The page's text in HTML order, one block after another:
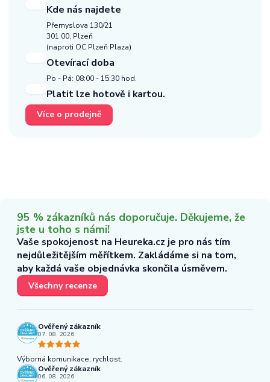
Kde nás najdete
Přemyslova 130/21
301 00, Plzeň
(naproti OC Plzeň Plaza)
Otevírací doba
Po - Pá: 08:00 - 15:30 hod.
Platit lze hotově i kartou.
Více o prodejně
95 % zákazníků nás doporučuje. Děkujeme, že
jste u toho s námi!
Vaše spokojenost na Heureka.cz je pro nás tím
nejdůležitějším měřítkem. Zakládáme si na tom,
aby každá vaše objednávka skončila úsměvem.
Všechny recenze
Ověřený zákazník
07. 08. 2026
Výborná komunikace, rychlost.
Ověřený zákazník
06. 08. 2026